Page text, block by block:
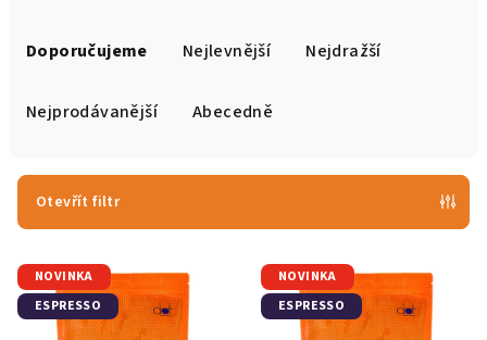
r
o
d
u
Doporučujeme Nejlevnější Nejdražší
Nejprodávanější Abecedně
Otevřít filtr
V
ý
p
NOVINKA
ESPRESSO
NOVINKA
ESPRESSO